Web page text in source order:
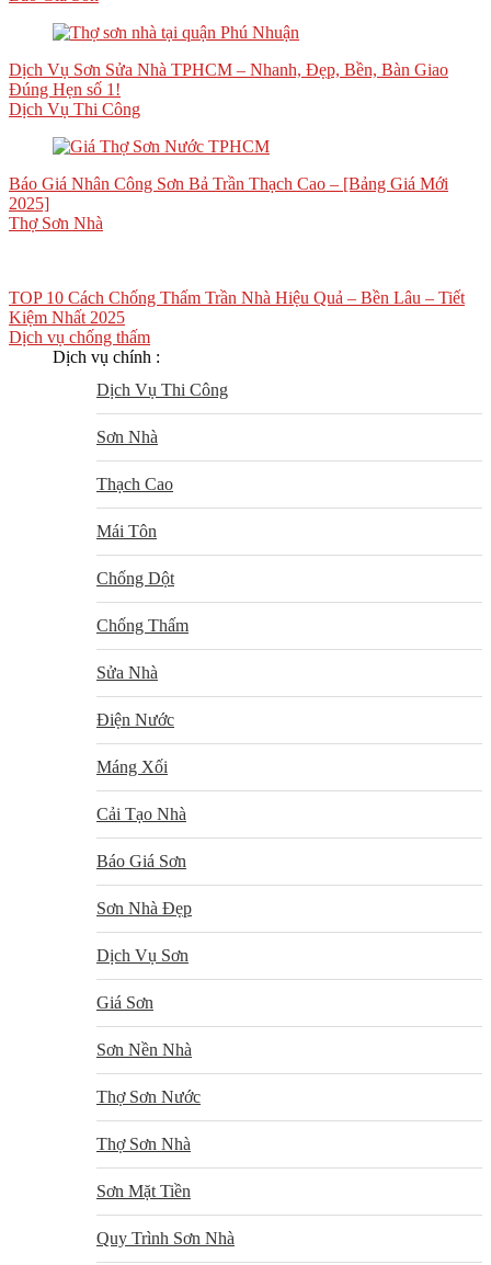
Dịch Vụ Sơn Sửa Nhà TPHCM – Nhanh, Đẹp, Bền, Bàn Giao
Đúng Hẹn số 1!
Dịch Vụ Thi Công
Báo Giá Nhân Công Sơn Bả Trần Thạch Cao – [Bảng Giá Mới
2025]
Thợ Sơn Nhà
TOP 10 Cách Chống Thấm Trần Nhà Hiệu Quả – Bền Lâu – Tiết
Kiệm Nhất 2025
Dịch vụ chống thấm
Dịch vụ chính :
Dịch Vụ Thi Công
Sơn Nhà
Thạch Cao
Mái Tôn
Chống Dột
Chống Thấm
Sửa Nhà
Điện Nước
Máng Xối
Cải Tạo Nhà
Báo Giá Sơn
Sơn Nhà Đẹp
Dịch Vụ Sơn
Giá Sơn
Sơn Nền Nhà
Thợ Sơn Nước
Thợ Sơn Nhà
Sơn Mặt Tiền
Quy Trình Sơn Nhà